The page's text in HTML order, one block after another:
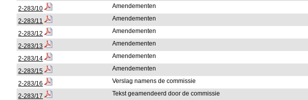
2-283/10 Amendementen
2-283/11 Amendementen
2-283/12 Amendementen
2-283/13 Amendementen
2-283/14 Amendementen
2-283/15 Amendementen
2-283/16 Verslag namens de commissie
2-283/17 Tekst geamendeerd door de commissie